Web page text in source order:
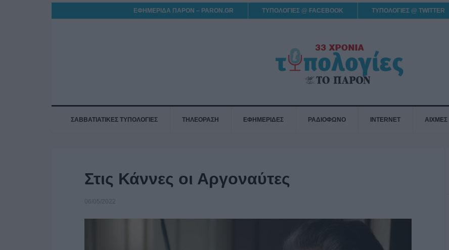
ΕΦΗΜΕΡΙΔΑ ΠΑΡΟΝ – PARON.GR ΤΥΠΟΛΟΓΙΕΣ @ FACEBOOK ΤΥΠΟΛΟΓΙΕΣ @ TWITTER
ΣΑΒΒΑΤΙΑΤΙΚΕΣ ΤΥΠΟΛΟΓΙΕΣ ΤΗΛΕΟΡΑΣΗ ΕΦΗΜΕΡΙΔΕΣ ΡΑΔΙΟΦΩΝΟ INTERNET ΑΙΧΜΕΣ
Στις Κάννες οι Αργοναύτες
06/05/2022